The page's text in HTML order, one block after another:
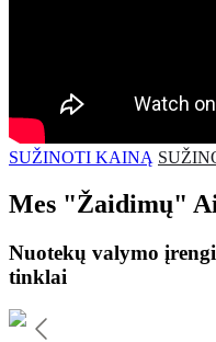
SUŽINOTI KAINĄ
Mes "Žaidimų"
Nuotekų valymo
tinklai